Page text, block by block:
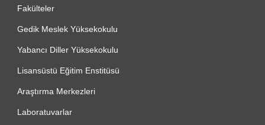
Fakülteler
Gedik Meslek Yüksekokulu
Yabancı Diller Yüksekokulu
Lisansüstü Eğitim Enstitüsü
Araştırma Merkezleri
Laboratuvarlar